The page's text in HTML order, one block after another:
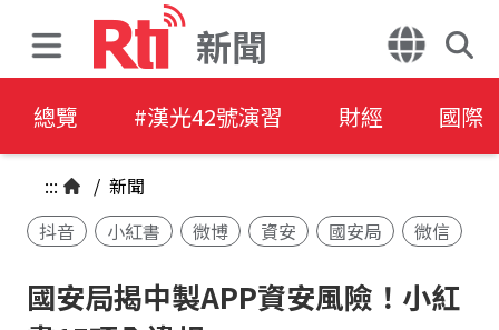
新聞
總覽 #漢光42號演習 財經 國際
::: / 新聞
抖音
小紅書 微博 資安 國安局 微信
國安局揭中製APP資安風險！小紅